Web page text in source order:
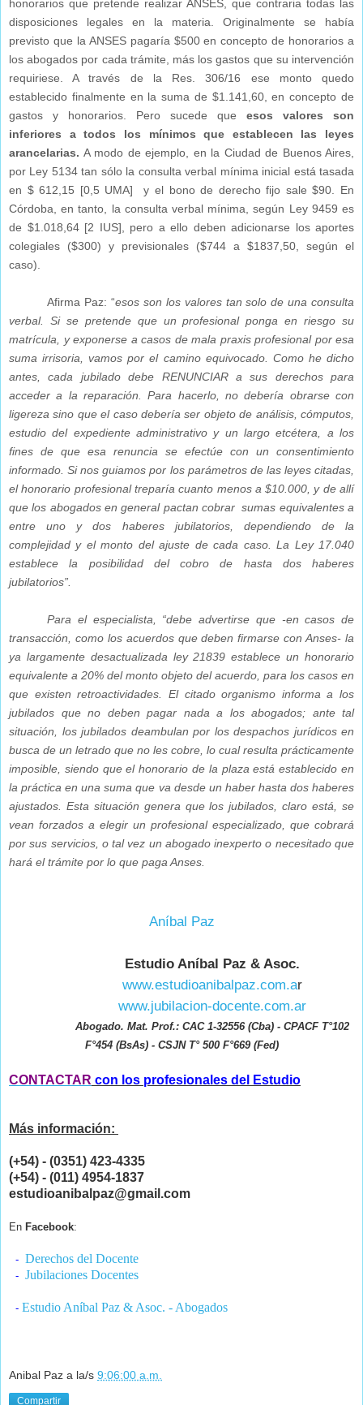
honorarios que pretende realizar ANSES, que contraria todas las
disposiciones legales en la materia. Originalmente se había
previsto que la ANSES pagaría $500 en concepto de honorarios a
los abogados por cada trámite, más los gastos que su intervención
requiriese. A través de la Res. 306/16 ese monto quedo
establecido finalmente en la suma de $1.141,60, en concepto de
gastos y honorarios. Pero sucede que esos valores son
inferiores a todos los mínimos que establecen las leyes
arancelarias. A modo de ejemplo, en la Ciudad de Buenos Aires,
por Ley 5134 tan sólo la consulta verbal mínima inicial está tasada
en $ 612,15 [0,5 UMA] y el bono de derecho fijo sale $90. En
Córdoba, en tanto, la consulta verbal mínima, según Ley 9459 es
de $1.018,64 [2 IUS], pero a ello deben adicionarse los aportes
colegiales ($300) y previsionales ($744 a $1837,50, según el
caso).
Afirma Paz: “esos son los valores tan solo de una consulta
verbal. Si se pretende que un profesional ponga en riesgo su
matrícula, y exponerse a casos de mala praxis profesional por esa
suma irrisoria, vamos por el camino equivocado. Como he dicho
antes, cada jubilado debe RENUNCIAR a sus derechos para
acceder a la reparación. Para hacerlo, no debería obrarse con
ligereza sino que el caso debería ser objeto de análisis, cómputos,
estudio del expediente administrativo y un largo etcétera, a los
fines de que esa renuncia se efectúe con un consentimiento
informado. Si nos guiamos por los parámetros de las leyes citadas,
el honorario profesional treparía cuanto menos a $10.000, y de allí
que los abogados en general pactan cobrar sumas equivalentes a
entre uno y dos haberes jubilatorios, dependiendo de la
complejidad y el monto del ajuste de cada caso. La Ley 17.040
establece la posibilidad del cobro de hasta dos haberes
jubilatorios”.
Para el especialista, “debe advertirse que -en casos de
transacción, como los acuerdos que deben firmarse con Anses- la
ya largamente desactualizada ley 21839 establece un honorario
equivalente a 20% del monto objeto del acuerdo, para los casos en
que existen retroactividades. El citado organismo informa a los
jubilados que no deben pagar nada a los abogados; ante tal
situación, los jubilados deambulan por los despachos jurídicos en
busca de un letrado que no les cobre, lo cual resulta prácticamente
imposible, siendo que el honorario de la plaza está establecido en
la práctica en una suma que va desde un haber hasta dos haberes
ajustados. Esta situación genera que los jubilados, claro está, se
vean forzados a elegir un profesional especializado, que cobrará
por sus servicios, o tal vez un abogado inexperto o necesitado que
hará el trámite por lo que paga Anses.
Aníbal Paz
Estudio Aníbal Paz & Asoc.
www.estudioanibalpaz.com.ar
www.jubilacion-docente.com.ar
Abogado. Mat. Prof.: CAC 1-32556 (Cba) - CPACF T°102
F°454 (BsAs) - CSJN T° 500 F°669 (Fed)
CONTACTAR con los profesionales del Estudio
Más información:
(+54) - (0351) 423-4335
(+54) - (011) 4954-1837
estudioanibalpaz@gmail.com
En Facebook:
- Derechos del Docente
- Jubilaciones Docentes
- Estudio Aníbal Paz & Asoc. - Abogados
Anibal Paz a la/s 9:06:00 a.m.
Compartir